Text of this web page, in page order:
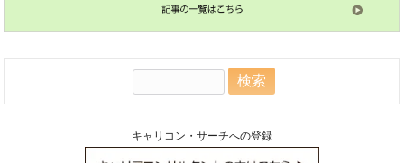
キャリコン・サーチへの登録